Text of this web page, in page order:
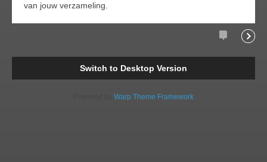
van jouw verzameling.
Comments
Switch to Desktop Version
Warp Theme Framework